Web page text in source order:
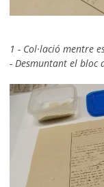
1 - Col·lació
- Desmuntant el bloc